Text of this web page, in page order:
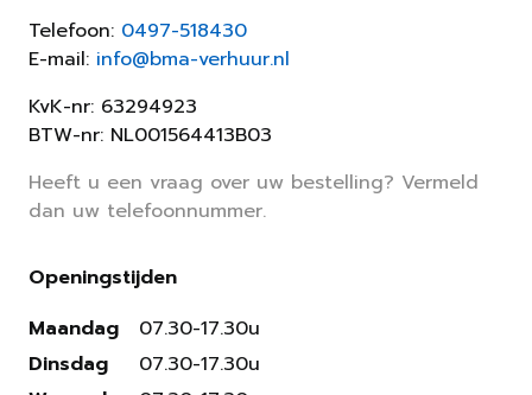
Telefoon: 0497-518430
E-mail: info@bma-verhuur.nl
KvK-nr: 63294923
BTW-nr: NL001564413B03
Heeft u een vraag over uw bestelling? Vermeld
dan uw telefoonnummer.
Openingstijden
Maandag
Dinsdag
07.30-17.30u
07.30-17.30u